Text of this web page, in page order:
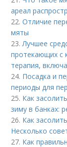
ареал
22.Отличие
мяты
23.Лучшее
протекающих с
терапия,
24. Посадка и
периоды для
25. Как
зиму в банках:
26. Как
Несколько
27. Как